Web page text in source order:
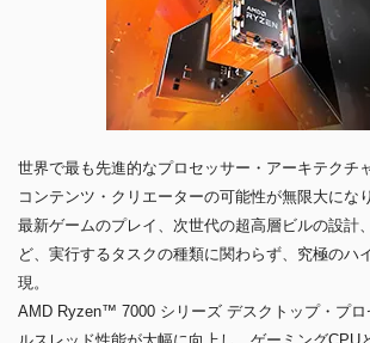
世界で最も先進的なプロセッサー・アーキテクチ
コンテンツ・クリエーターの可能性が無限大にな
最新ゲームのプレイ、次世代の超高層ビルの設計
ど、実行するタスクの種類に関わらず、究極のハ
現。
AMD Ryzen™ 7000 シリーズ デスクトップ・プ